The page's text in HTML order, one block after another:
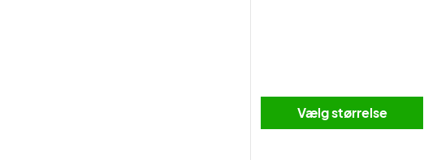
Vælg størrelse